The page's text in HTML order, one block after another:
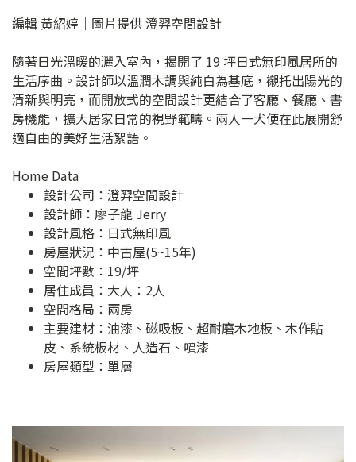
編輯 黃紹婷｜圖片提供 澄羿空間設計
隨著日光溫暖的灑入室內，揭開了 19 坪日式無印風居所的
生活序曲。設計師以溫潤木調與純白為基底，襯托出陽光的
清新與明亮，而開放式的空間設計更結合了客廳、餐廳、書
房機能，擴大居家日常的視野範疇。兩人一犬便在此展開舒
適自由的美好生活絮語。
Home Data
設計公司： 澄羿空間設計
設計師：廖子龍 Jerry
設計風格：日式無印風
房屋狀況：中古屋(5~15年)
空間坪數：19/坪
居住成員：大人：2人
空間格局：兩房
主要建材：油漆、磁吸板、超耐磨木地板、木作貼
皮、系統板材、人造石、噴漆
房屋類型：單層